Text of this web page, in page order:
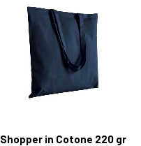
Shopper in Cotone 220 gr